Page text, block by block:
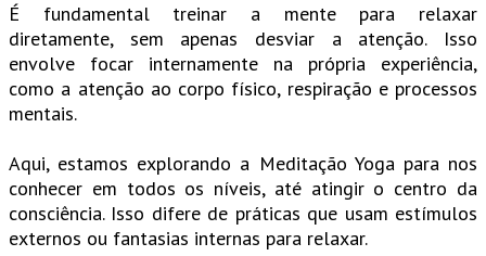
É fundamental treinar a mente para relaxar
diretamente, sem apenas desviar a atenção. Isso
envolve focar internamente na própria experiência,
como a atenção ao corpo físico, respiração e processos
mentais.
Aqui, estamos explorando a Meditação Yoga para nos
conhecer em todos os níveis, até atingir o centro da
consciência. Isso difere de práticas que usam estímulos
externos ou fantasias internas para relaxar.